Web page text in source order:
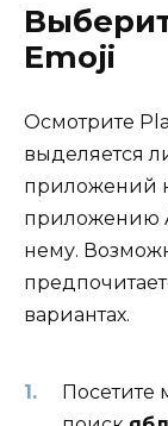
Emoji
Осмотрите
выделяется
приложений
приложению
нему.
вариантах.
Посетите